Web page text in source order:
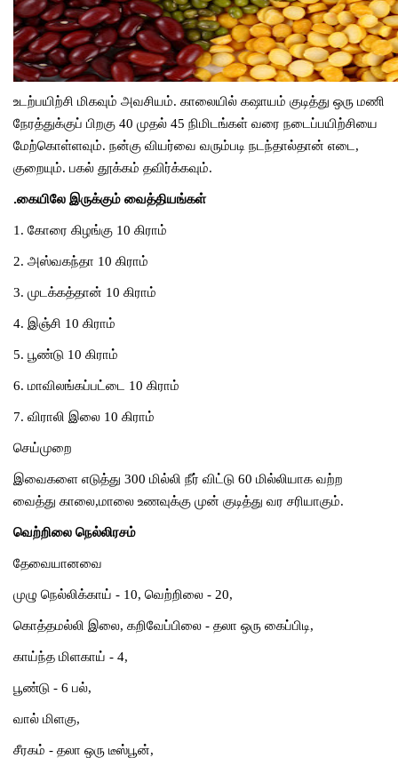
உடற்பயிற்சி மிகவும் அவசியம். காலையில் கஷாயம் குடித்து ஒரு மணி
நேரத்துக்குப் பிறகு 40 முதல் 45 நிமிடங்கள் வரை நடைப்பயிற்சியை
மேற்கொள்ளவும். நன்கு வியர்வை வரும்படி நடந்தால்தான் எடை ,
குறையும். பகல் தூக்கம் தவிர்க்கவும்.
.கையிலே இருக்கும் வைத்தியங்கள்
1. கோரை கிழங்கு 10 கிராம்
2. அஸ்வகந்தா 10 கிராம்
3. முடக்கத்தான் 10 கிராம்
4. இஞ்சி 10 கிராம்
5. பூண்டு 10 கிராம்
6. மாவிலங்கப்பட்டை 10 கிராம்
7. விராலி இலை 10 கிராம்
செய்முறை
இவைகளை எடுத்து 300 மில்லி நீர் விட்டு 60 மில்லியாக வற்ற
வைத்து காலை,மாலை உணவுக்கு முன் குடித்து வர சரியாகும்.
வெற்றிலை நெல்லிரசம்
தேவையானவை
முழு நெல்லிக்காய் - 10, வெற்றிலை - 20,
கொத்தமல்லி இலை, கறிவேப்பிலை - தலா ஒரு கைப்பிடி,
காய்ந்த மிளகாய் - 4,
பூண்டு - 6 பல்,
வால் மிளகு,
சீரகம் - தலா ஒரு டீஸ்பூன்,